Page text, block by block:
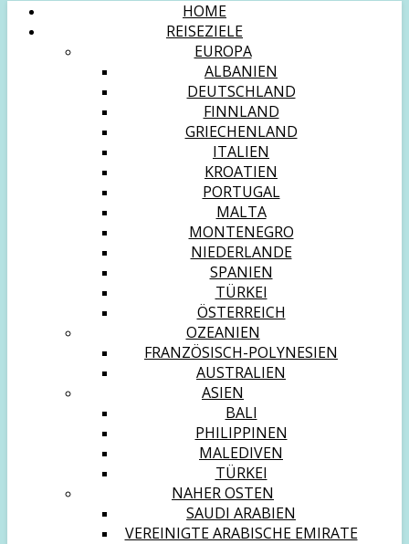
HOME
REISEZIELE
EUROPA
ALBANIEN
DEUTSCHLAND
FINNLAND
GRIECHENLAND
ITALIEN
KROATIEN
PORTUGAL
MALTA
MONTENEGRO
NIEDERLANDE
SPANIEN
TÜRKEI
ÖSTERREICH
OZEANIEN
FRANZÖSISCH-POLYNESIEN
AUSTRALIEN
ASIEN
BALI
PHILIPPINEN
MALEDIVEN
TÜRKEI
NAHER OSTEN
SAUDI ARABIEN
VEREINIGTE ARABISCHE EMIRATE